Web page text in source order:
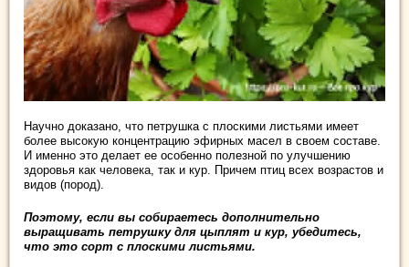
Научно доказано, что петрушка с плоскими листьями имеет
более высокую концентрацию эфирных масел в своем составе.
И именно это делает ее особенно полезной по улучшению
здоровья как человека, так и кур. Причем птиц всех возрастов и
видов (пород).
Поэтому, если вы собираетесь дополнительно
выращивать петрушку для цыплят и кур, убедитесь,
что это сорт с плоскими листьями.